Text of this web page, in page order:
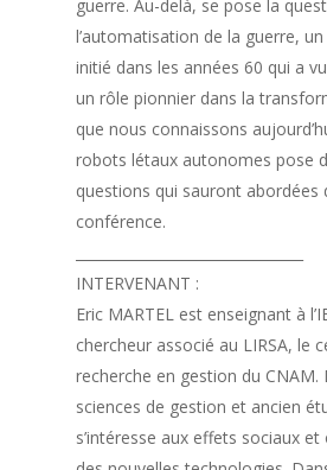
guerre. Au-delà, se pose la
l’automatisation de la guerre,
initié dans les années 60 qui a
un rôle pionnier dans la
que nous connaissons
robots létaux autonomes pose
questions qui sauront abordées
conférence.
INTERVENANT :
Eric MARTEL est enseignant à
chercheur associé au LIRSA, le
recherche en gestion du CNAM.
sciences de gestion et ancien
s’intéresse aux effets sociaux